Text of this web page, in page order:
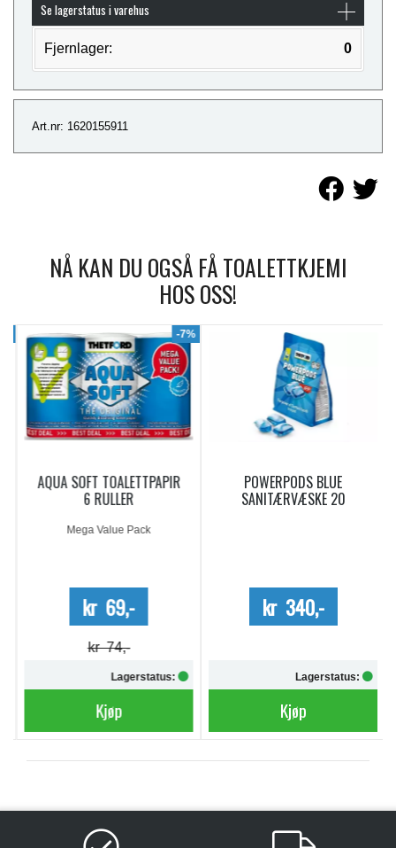
Se lagerstatus i varehus
Fjernlager: 0
Art.nr: 1620155911
NÅ KAN DU OGSÅ FÅ TOALETTKJEMI
HOS OSS!
-7%
AQUA SOFT TOALETTPAPIR
6 RULLER
Mega Value Pack
kr 69,-
kr 74,-
Lagerstatus:
Kjøp
POWERPODS BLUE
SANITÆRVÆSKE 20
kr 340,-
Lagerstatus:
Kjøp